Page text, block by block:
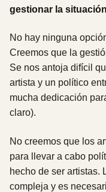
gestionar la
No hay ninguna
Creemos que la
Se nos antoja difícil
artista y un político
mucha dedicación
claro).
No creemos que los
para llevar a cabo
hecho de ser artistas.
compleja y es